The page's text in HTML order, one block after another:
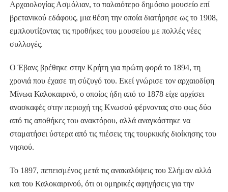
Αρχαιολογίας Ασμόλιαν, το παλαιότερο δημόσιο μουσείο επί
βρετανικού εδάφους, μια θέση την οποία διατήρησε ως το 1908,
εμπλουτίζοντας τις προθήκες του μουσείου με πολλές νέες
συλλογές.
Ο Έβανς βρέθηκε στην Κρήτη για πρώτη φορά το 1894, τη
χρονιά που έχασε τη σύζυγό του. Εκεί γνώρισε τον αρχαιοδίφη
Μίνωα Καλοκαιρινό, ο οποίος ήδη από το 1878 είχε αρχίσει
ανασκαφές στην περιοχή της Κνωσού φέρνοντας στο φως δύο
από τις αποθήκες του ανακτόρου, αλλά αναγκάστηκε να
σταματήσει ύστερα από τις πιέσεις της τουρκικής διοίκησης του
νησιού.
Το 1897, πεπεισμένος μετά τις ανακαλύψεις του Σλήμαν αλλά
και του Καλοκαιρινού, ότι οι ομηρικές αφηγήσεις για την